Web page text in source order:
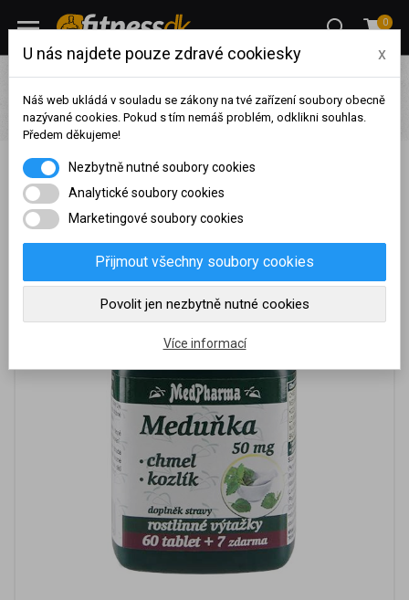
0
Pro ženy
Suplementy a sladkosti pro ženy
Vitamíny pro ženy
Imunita
MedPharma Meduňka 50 mg + chmel +
kozlík, 67 tobolek
MedPharma Meduňka 50 mg + chmel + kozlík, 67
tobolek
dosaženého obratu za
sledované období, byl váš
účet přeřazen do jiné
skupiny:
U nás najdete pouze zdravé cookiesky x
Náš web ukládá v souladu se zákony na tvé zařízení soubory obecně
nazývané cookies. Pokud s tím nemáš problém, odklikni souhlas.
Předem děkujeme!
Nezbytně nutné soubory cookies
Analytické soubory cookies
Marketingové soubory cookies
Přijmout všechny soubory cookies
Povolit jen nezbytně nutné cookies
Více informací